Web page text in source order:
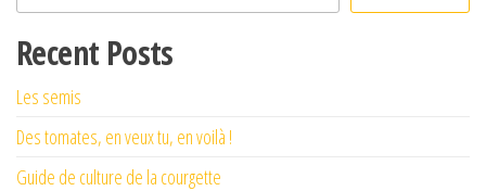
Recent Posts
Les semis
Des tomates, en veux tu, en voilà !
Guide de culture de la courgette